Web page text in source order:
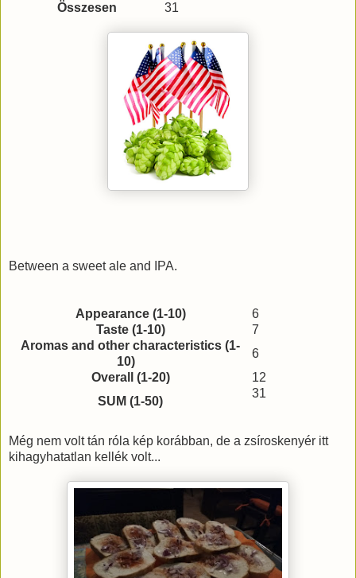
Összesen
31
Between a sweet ale and IPA.
Appearance (1-10)
6
Taste (1-10)
7
Aromas and other characteristics (1-
10)
6
Overall (1-20)
12
SUM (1-50)
31
Még nem volt tán róla kép korábban, de a zsíroskenyér itt
kihagyhatatlan kellék volt...